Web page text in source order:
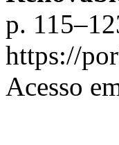
p.
https://
Acesso